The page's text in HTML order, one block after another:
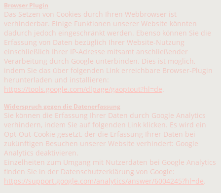
Browser Plugin
Das Setzen von Cookies durch Ihren Webbrowser ist
verhinderbar. Einige Funktionen unserer Website könnten
dadurch jedoch eingeschränkt werden. Ebenso können Sie die
Erfassung von Daten bezüglich Ihrer Website-Nutzung
einschließlich Ihrer IP-Adresse mitsamt anschließender
Verarbeitung durch Google unterbinden. Dies ist möglich,
indem Sie das über folgenden Link erreichbare Browser-Plugin
herunterladen und installieren:
https://tools.google.com/dlpage/gaoptout?hl=de
Widerspruch gegen die Datenerfassung
Sie können die Erfassung Ihrer Daten durch Google Analytics
verhindern, indem Sie auf folgenden Link klicken. Es wird ein
Opt-Out-Cookie gesetzt, der die Erfassung Ihrer Daten bei
zukünftigen Besuchen unserer Website verhindert: Google
Analytics deaktivieren.
Einzelheiten zum Umgang mit Nutzerdaten bei Google Analytics
finden Sie in der Datenschutzerklärung von Google:
https://support.google.com/analytics/answer/6004245?hl=de